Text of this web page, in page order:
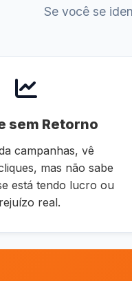
Se você se
sem Retorno
campanhas, vê
mas não sabe
está tendo lucro ou
real.